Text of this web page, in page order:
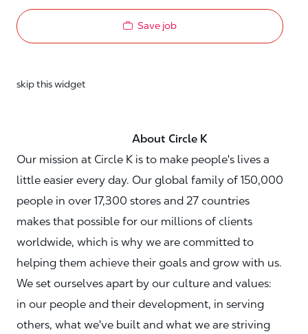
Save job
skip this widget
About Circle K
Our mission at Circle K is to make people's lives a
little easier every day. Our global family of 150,000
people in over 17,300 stores and 27 countries
makes that possible for our millions of clients
worldwide, which is why we are committed to
helping them achieve their goals and grow with us.
We set ourselves apart by our culture and values:
in our people and their development, in serving
others, what we've built and what we are striving